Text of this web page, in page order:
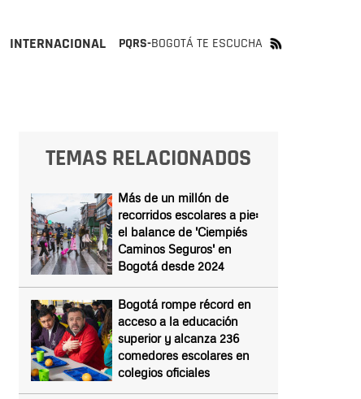
INTERNACIONAL PQRS-BOGOTÁ TE ESCUCHA
TEMAS RELACIONADOS
Más de un millón de
recorridos escolares a pie:
el balance de 'Ciempiés
Caminos Seguros' en
Bogotá desde 2024
Bogotá rompe récord en
acceso a la educación
superior y alcanza 236
comedores escolares en
colegios oficiales